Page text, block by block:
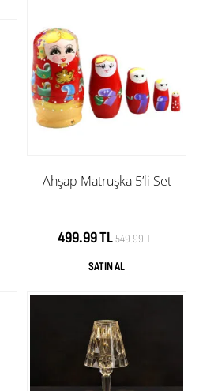
Ahşap Matruşka 5’li Set
499.99 TL549.99 TL